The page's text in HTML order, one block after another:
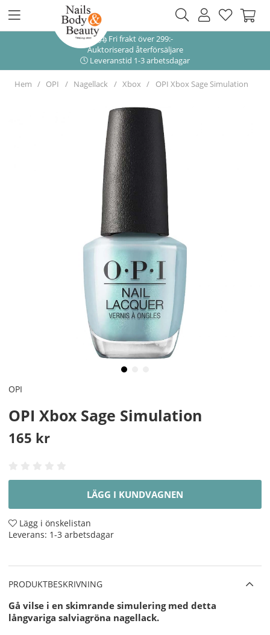
Fri frakt över 299:-
Auktoriserad återförsäljare
Leveranstid 1-3 arbetsdagar
Hem OPI Nagellack Xbox OPI Xbox Sage Simulation
OPI
OPI Xbox Sage Simulation
165 kr
LÄGG I KUNDVAGNEN
Lägg i önskelistan
Leverans: 1-3 arbetsdagar
PRODUKTBESKRIVNING
Gå vilse i en skimrande simulering med detta
långvariga salviagröna nagellack.